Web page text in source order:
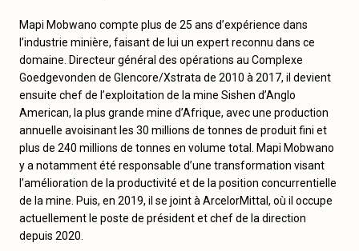
Mapi Mobwano compte plus de 25 ans d’expérience dans
l’industrie minière, faisant de lui un expert reconnu dans ce
domaine. Directeur général des opérations au Complexe
Goedgevonden de Glencore/Xstrata de 2010 à 2017, il devient
ensuite chef de l’exploitation de la mine Sishen d’Anglo
American, la plus grande mine d’Afrique, avec une production
annuelle avoisinant les 30 millions de tonnes de produit fini et
plus de 240 millions de tonnes en volume total. Mapi Mobwano
y a notamment été responsable d’une transformation visant
l’amélioration de la productivité et de la position concurrentielle
de la mine. Puis, en 2019, il se joint à ArcelorMittal, où il occupe
actuellement le poste de président et chef de la direction
depuis 2020.